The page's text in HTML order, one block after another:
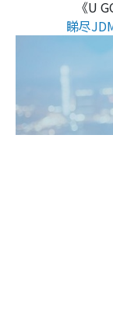
《U
睇尽